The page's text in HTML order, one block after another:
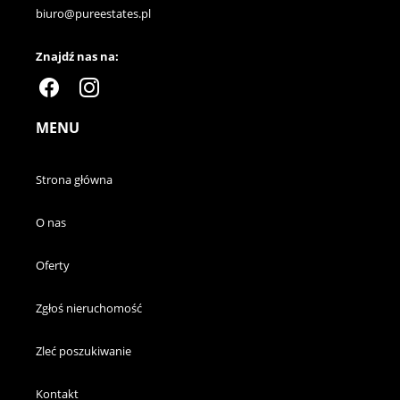
biuro@pureestates.pl
Znajdź nas na:
MENU
Strona główna
O nas
Oferty
Zgłoś nieruchomość
Zleć poszukiwanie
Kontakt